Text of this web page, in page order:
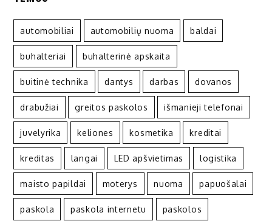
automobiliai automobilių nuoma baldai
buhalteriai buhalterinė apskaita
buitinė technika dantys darbas dovanos
drabužiai greitos paskolos išmanieji telefonai
juvelyrika keliones kosmetika kreditai
kreditas langai LED apšvietimas logistika
maisto papildai moterys nuoma papuošalai
paskola paskola internetu paskolos